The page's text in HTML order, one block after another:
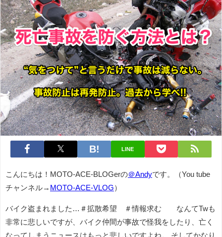
LINE
こんにちは！MOTO-ACE-BLOGerの＠Andyです。（You tube
チャンネル→ MOTO-ACE-VLOG ）
バイク盗まれました…＃拡散希望 ＃情報求む なんてTwも
非常に悲しいですが、バイク仲間が事故で怪我をしたり、亡く
なってしまうニュースはもっと悲しいですよね。 そしてかなり